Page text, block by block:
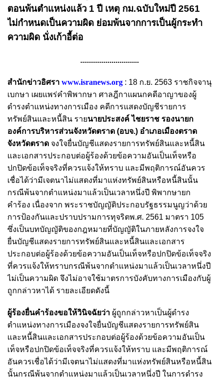
ตอนพ้นตำแหน่งแล้ว 1 ปี เหตุ กม.ฉบับใหม่ปี 2561
ไม่กำหนดเป็นความผิด ย่อมพ้นจากการเป็นผู้กระทำ
ความผิด นั่งเก้าอี้ต่อ
..............................
สำนักข่าวอิศรา www.isranews.org : 18 ก.ย. 2563 ราชกิจจานุ
เบกษา เผยแพร่คำพิพากษา ศาลฎีกาแผนกคดีอาญาของผู้
ดำรงตำแหน่งทางการเมือง คดีการแสดงบัญชีรายการ
ทรัพย์สินและหนี้สิน รายนายประสงค์ ไชยราช รองนายก
องค์การบริหารส่วนจังหวัดตราด (อบจ.) อำเภอเมืองตราด
จังหวัดตราด จงใจยื่นบัญชีแสดงรายการทรัพย์สินและหนี้สิน
และเอกสารประกอบต่อผู้ร้องด้วยข้อความอันเป็นเท็จหรือ
ปกปิดข้อเท็จจริงที่ควรแจ้งให้ทราบ และมีพฤติการณ์อันควร
เชื่อได้ว่ามีเจตนาไม่แสดงที่มาแห่งทรัพย์สินหรือหนี้สินนั้น
กรณีพ้นจากตำแหน่งมาแล้วเป็นเวลาหนึ่งปี พิพากษายก
คำร้อง เนื่องจาก พระราชบัญญัติประกอบรัฐธรรมนูญว่าด้วย
การป้องกันและปราบปรามการทุจริตพ.ศ. 2561 มาตรา 105
ซึ่งเป็นบทบัญญัติของกฎหมายที่บัญญัติในภายหลังการจงใจ
ยื่นบัญชีแสดงรายการทรัพย์สินและหนี้สินและเอกสาร
ประกอบต่อผู้ร้องด้วยข้อความอันเป็นเท็จหรือปกปิดข้อเท็จจริง
ที่ควรแจ้งให้ทราบกรณีพ้นจากตำแหน่งมาแล้วเป็นเวลาหนึ่งปี
ไม่เป็นความผิด จึงไม่อาจใช้มาตรการบังคับทางการเมืองกับผู้
ถูกกล่าวหาได้ รายละเอียดดังนี้
ผู้ร้องยื่นคำร้องขอให้วินิจฉัยว่า ผู้ถูกกล่าวหาเป็นผู้ดำรง
ตำแหน่งทางการเมืองจงใจยื่นบัญชีแสดงรายการทรัพย์สิน
และหนี้สินและเอกสารประกอบต่อผู้ร้องด้วยข้อความอันเป็น
เท็จหรือปกปิดข้อเท็จจริงที่ควรแจ้งให้ทราบ และมีพฤติการณ์
อันควรเชื่อได้ว่ามีเจตนาไม่แสดงที่มาแห่งทรัพย์สินหรือหนี้สิน
นั้นกรณีพ้นจากตำแหน่งมาแล้วเป็นเวลาหนึ่งปี ในการดำรง